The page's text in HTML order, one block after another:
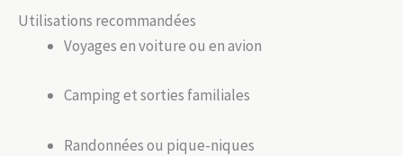
Utilisations recommandées
Voyages en voiture ou en avion
Camping et sorties familiales
Randonnées ou pique-niques